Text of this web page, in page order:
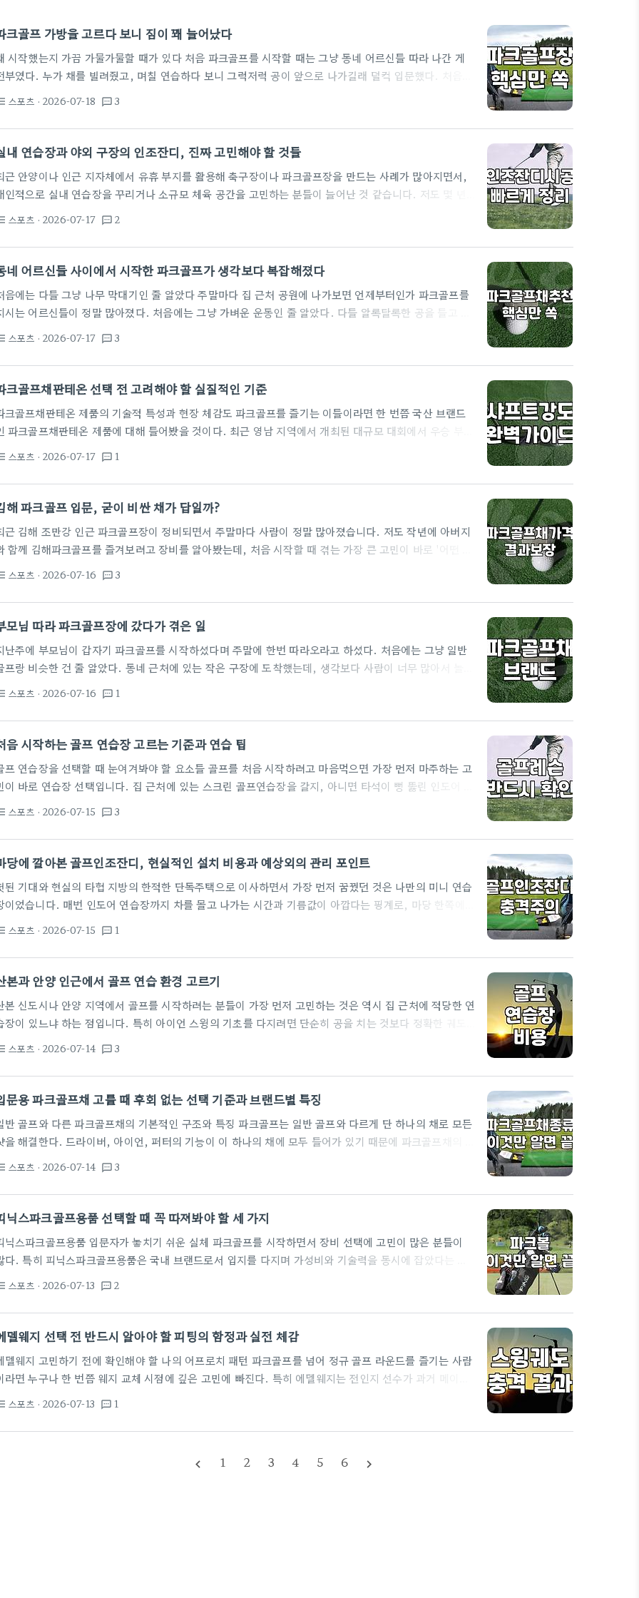
크골프 가방을 고르다 보니 짐이 꽤 늘어났다
시작했는지 가끔 가물가물할 때가 있다 처음 파크골프를 시작할 때는 그냥 동네 어르신들 따라 나간 게
부였다. 누가 채를 빌려줬고, 며칠 연습하다 보니 그럭저럭 공이 앞으로 나가길래 덜컥 입문했다. 처음엔
에 나가보니 옆 사람들은 무슨 보부상처럼 커다란 가방을 메고 다닌다. 그 모습을 보면서 '저건 좀 너무 과하
않나' 싶었는데, 막상 3개월이 지나고 나니 나도 어느새 똑같은 짐을 챙기고 있다. 파크골프 가방 선택의
묘한 고민…
스포츠 · 2026-07-18 textsms 3
내 연습장과 야외 구장의 인조잔디, 진짜 고민해야 할 것들
근 안양이나 인근 지자체에서 유휴 부지를 활용해 축구장이나 파크골프장을 만드는 사례가 많아지면서,
인적으로 실내 연습장을 꾸리거나 소규모 체육 공간을 고민하는 분들이 늘어난 것 같습니다. 저도 몇 년
있습니다. 현실적인 조언을 드리자면, 인조잔디 하나 고르는 것만으로도 예산과 유지보수 계획이 완전히 뒤
뀝니다. 시작은 좋았지만, 잔디의 배신 처음 실내 골프 연습 공간을 조성할 때 가장 큰 실수는 '저렴한 인
잔디면 다 똑같겠지'라고 생각한 점입니다. 1㎡당 1만 원대…
스포츠 · 2026-07-17 textsms 2
네 어르신들 사이에서 시작한 파크골프가 생각보다 복잡해졌다
음에는 다들 그냥 나무 막대기인 줄 알았다 주말마다 집 근처 공원에 나가보면 언제부터인가 파크골프를
시는 어르신들이 정말 많아졌다. 처음에는 그냥 가벼운 운동인 줄 알았다. 다들 알록달록한 공을 들고 잔
심이 끝이 없는 세계더라. 어제 동네 아는 어르신이 300만 원짜리 혼마 파크골프채를 자랑하시는데, 솔직
처음에 내 귀를 의심했다. 아니, 그냥 공 굴리는 운동 아니었나? 300만 원이면 일반 골프 풀세트도 맞출
격인데, 나무 헤드 달린 채 하나에 그…
스포츠 · 2026-07-17 textsms 3
크골프채판테온 선택 전 고려해야 할 실질적인 기준
크골프채판테온 제품의 기술적 특성과 현장 체감도 파크골프를 즐기는 이들이라면 한 번쯤 국산 브랜드
파크골프채판테온 제품에 대해 들어봤을 것이다. 최근 영남 지역에서 개최된 대규모 대회에서 우승 부상
회적 공헌 활동을 통해 저변을 넓히는 행보를 보여왔다. 특히 진주문화원에 1억 1천여만 원 상당의 장비를
증하거나 아동발달지원센터와 협약을 맺는 과정에서 장비의 신뢰도를 높여왔다. 필드에서 직접 사용해
느낌으로는 무게 중심이 하단에 안정적으로 배치되어 스윙 시 관성 모멘트를 활용하기에 적합한 구조를
스포츠 · 2026-07-17 textsms 1
해 파크골프 입문, 굳이 비싼 채가 답일까?
근 김해 조만강 인근 파크골프장이 정비되면서 주말마다 사람이 정말 많아졌습니다. 저도 작년에 아버지
함께 김해파크골프를 즐겨보려고 장비를 알아봤는데, 처음 시작할 때 겪는 가장 큰 고민이 바로 '어떤 채
히려 혼란스럽더군요. 50만 원 vs 200만 원, 정말 차이가 있을까? 결론부터 말하면 입문 단계에서 고가 채
'자기만족'의 영역이 큽니다. 제가 아는 지인은 200만 원짜리 명품 채를 샀다가 첫 라운딩에서 뒤땅을
고 채 바닥을 긁어먹은 뒤 며칠을 속상해하더군요. 반면, 저는…
스포츠 · 2026-07-16 textsms 3
모님 따라 파크골프장에 갔다가 겪은 일
난주에 부모님이 갑자기 파크골프를 시작하셨다며 주말에 한번 따라오라고 하셨다. 처음에는 그냥 일반
프랑 비슷한 건 줄 알았다. 동네 근처에 있는 작은 구장에 도착했는데, 생각보다 사람이 너무 많아서 놀랐
서 본 적은 있는데, 실제로 눈앞에서 대기 명단 적는 걸 보고 있자니 조금 당황스러웠다. 채 하나로 다 해야
다는 게 의외로 어렵더라 옆에서 부모님 치시는 걸 가만히 지켜봤다. 일반 골프랑 다르게 클럽이 하나뿐
다. 티샷부터 어프로치, 퍼팅까지 전부 다 이…
스포츠 · 2026-07-16 textsms 1
음 시작하는 골프 연습장 고르는 기준과 연습 팁
프 연습장을 선택할 때 눈여겨봐야 할 요소들 골프를 처음 시작하려고 마음먹으면 가장 먼저 마주하는 고
이 바로 연습장 선택입니다. 집 근처에 있는 스크린 골프연습장을 갈지, 아니면 타석이 뻥 뚫린 인도어 연
수 있는가'가 훨씬 중요합니다. 특히 마곡이나 신도시 주변의 골프 아카데미들은 대부분 분석 장비를 갖추
있는데, 단순히 공만 치는 것이 아니라 내 스윙 궤적과 임팩트 순간을 영상으로 보여주는지 확인해보는
이 좋습니다. 연습장 선택 시 의외로 간과하는 부분이 바로 '타석…
스포츠 · 2026-07-15 textsms 3
당에 깔아본 골프인조잔디, 현실적인 설치 비용과 예상외의 관리 포인트
된 기대와 현실의 타협 지방의 한적한 단독주택으로 이사하면서 가장 먼저 꿈꿨던 것은 나만의 미니 연습
이었습니다. 매번 인도어 연습장까지 차를 몰고 나가는 시간과 기름값이 아깝다는 핑계로, 마당 한쪽에
잔디를 깔고 매일 아침 가볍게 숏게임을 연습하는 상상을 했었죠. 하지만 현실은 그리 호락호락하지 않았습
다. 잔디만 깔면 끝날 줄 알았던 계획은 땅을 고르는 기초 작업부터 삐걱거리기 시작했습니다. 셀프 시공
업체 의뢰, 비용과 노동력의 저울질 가장 먼저 부딪힌 장벽은…
스포츠 · 2026-07-15 textsms 1
본과 안양 인근에서 골프 연습 환경 고르기
본 신도시나 안양 지역에서 골프를 시작하려는 분들이 가장 먼저 고민하는 것은 역시 집 근처에 적당한 연
장이 있느냐 하는 점입니다. 특히 아이언 스윙의 기초를 다지려면 단순히 공을 치는 것보다 정확한 궤도
미와 같이 데이터 기반의 연습장부터 동네 스크린 골프장까지 선택지가 꽤 다양한 편입니다. 보통 GDR과
은 브랜드 연습장은 3개월 등록 기준으로 대략 40~60만 원대, 혹은 프로 레슨이 포함될 경우 100만 원
훌쩍 넘기기도 합니다. 비용적인 측면에서 부담이 적은…
스포츠 · 2026-07-14 textsms 3
문용 파크골프채 고를 때 후회 없는 선택 기준과 브랜드별 특징
반 골프와 다른 파크골프채의 기본적인 구조와 특징 파크골프는 일반 골프와 다르게 단 하나의 채로 모든
을 해결한다. 드라이버, 아이언, 퍼터의 기능이 이 하나의 채에 모두 들어가 있기 때문에 파크골프채의 설
공이 공중으로 크게 뜨지 않고 잔디 위를 구르듯이 날아가도록 설계되어 있다. 이 때문에 처음 접하는 사람
은 공을 일부러 띄우려고 무리하게 힘을 주어 스윙하다가 손목이나 엘보에 부상을 입기도 한다. 보통 채
길이는 86cm 이하로 규정되어 있으며,…
스포츠 · 2026-07-14 textsms 3
닉스파크골프용품 선택할 때 꼭 따져봐야 할 세 가지
닉스파크골프용품 입문자가 놓치기 쉬운 실체 파크골프를 시작하면서 장비 선택에 고민이 많은 분들이
다. 특히 피닉스파크골프용품은 국내 브랜드로서 입지를 다지며 가성비와 기술력을 동시에 잡았다는 평
스윙 습관과 근력을 먼저 고려해야 한다. 많은 입문자가 매장에 가서 가장 비싼 모델을 고르거나 남들이 많
사용하는 것을 따라 사는 경향이 있는데 이는 오히려 독이 된다. 나에게 맞는 장비는 내 몸의 리듬과 일치
야 한다. 장비의 무게 중심이 헤드에 쏠려 있는지 혹은 샤프트에…
스포츠 · 2026-07-13 textsms 2
델웨지 선택 전 반드시 알아야 할 피팅의 함정과 실전 체감
델웨지 고민하기 전에 확인해야 할 나의 어프로치 패턴 파크골프를 넘어 정규 골프 라운드를 즐기는 사람
라면 누구나 한 번쯤 웨지 교체 시점에 깊은 고민에 빠진다. 특히 에델웨지는 전인지 선수가 과거 메이저
가 썼다는 이유만으로 선택하기에는 고려해야 할 변수가 너무 많다. 많은 아마추어 골퍼들이 범하는 실수는
신의 스윙 궤도와 바운스 각도의 상관관계를 무시한 채 유명 브랜드의 인기 모델만 고집하는 것이다. 본
스포츠 · 2026-07-13 textsms 1
navigate_before 1 2 3 4 5 6 navigate_next